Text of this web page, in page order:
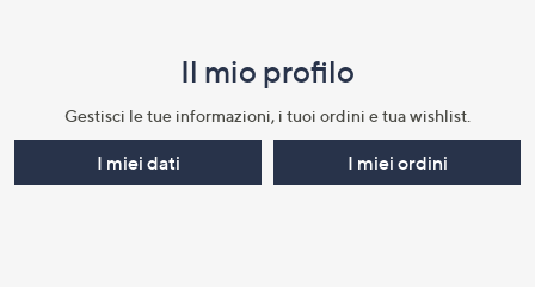
Il mio profilo​
Gestisci le tue informazioni, i tuoi ordini e tua wishlist.​
I miei dati I miei ordini